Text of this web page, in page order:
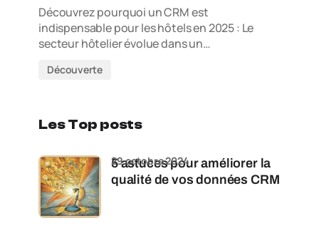
Découvrez pourquoi un CRM est
indispensable pour les hôtels en 2025 : Le
secteur hôtelier évolue dans un…
Découverte
Les Top posts
5 astuces pour améliorer la
qualité de vos données CRM
29 octobre 2024